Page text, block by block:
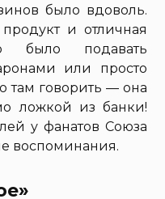
было вдоволь.
и отличная
было подавать
или просто
там говорить — она
ложкой из банки!
у фанатов Союза
воспоминания.